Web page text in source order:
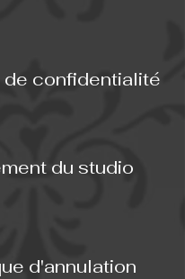
de confidentialité
du studio
d'annulation